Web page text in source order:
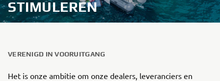
STIMULEREN
VERENIGD IN VOORUITGANG
Het is onze ambitie om onze dealers, leveranciers en